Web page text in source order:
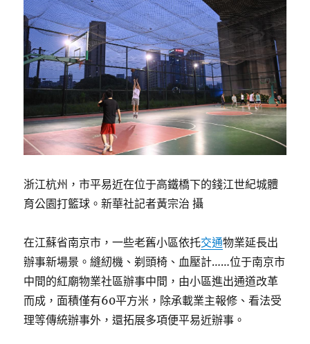
浙江杭州，市平易近在位于高鐵橋下的錢江世紀城體
育公園打籃球。新華社記者黃宗治 攝
在江蘇省南京市，一些老舊小區依托交通物業延長出
辦事新場景。縫紉機、剃頭椅、血壓計……位于南京市
中間的紅廟物業社區辦事中間，由小區進出通道改革
而成，面積僅有60平方米，除承載業主報修、看法受
理等傳統辦事外，還拓展多項便平易近辦事。